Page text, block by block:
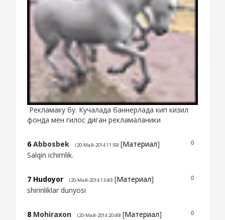
Рекламаку бу. Кучалада баннерлада кип кизил
фонда мен гилос диган рекламаланики
0
6 Abbosbek (20-Май-2014 11:59) [Материал]
Salqin ichimlik.
0
7 Hudoyor (20-Май-2014 13:40) [Материал]
shirinliklar dunyosi
0
8 Mohiraxon (20-Май-2014 20:49) [Материал]